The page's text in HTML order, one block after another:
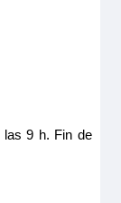
las 9 h. Fin de